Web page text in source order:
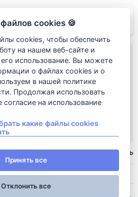
700 rub
с орегано, салями
cookies 🍪
cookies, чтобы обеспечить
на нашем веб-сайте и
его использование. Вы можете
о файлах cookies и о
в нашей политике
Продолжая использовать
согласие на использование
какие файлы cookies
Принять все
Отклонить все